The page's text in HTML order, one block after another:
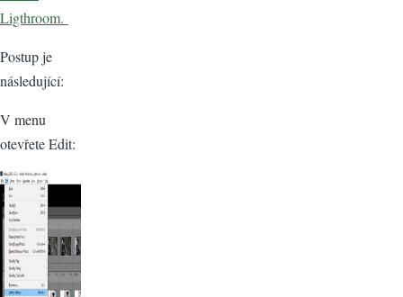
Ligthroom.
Postup je
následující:
V menu
otevřete Edit: